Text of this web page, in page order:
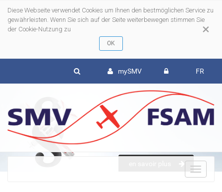
×
Diese Webseite verwendet Cookies um Ihnen den bestmöglichen Service zu
gewährleisten. Wenn Sie sich auf der Seite weiterbewegen stimmen Sie
der Cookie-Nutzung zu
mySMV FR